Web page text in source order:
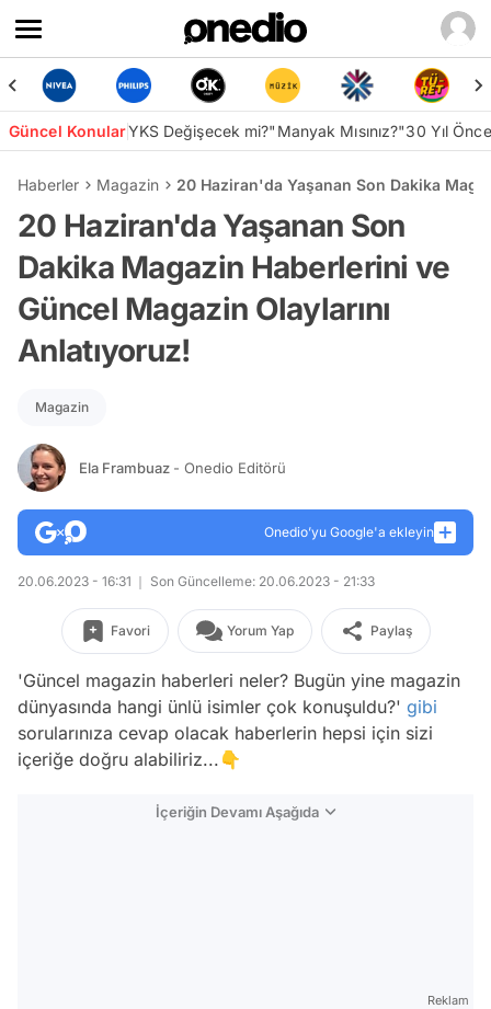
Güncel KonularYKS Değişecek mi?"Manyak Mısınız?"30 Yıl
Haberler Magazin 20 Haziran'da Yaşanan Son Dakika
20 Haziran'da Yaşanan Son
Dakika Magazin Haberlerini ve
Güncel Magazin Olaylarını
Anlatıyoruz!
Magazin
Ela Frambuaz - Onedio Editörü
Onedio’yu Google'a ekleyin
20.06.2023 - 16:31 Son Güncelleme: 20.06.2023 - 21:33
Favori Yorum Yap Paylaş
'Güncel magazin haberleri neler? Bugün yine magazin
dünyasında hangi ünlü isimler çok konuşuldu?' gibi
sorularınıza cevap olacak haberlerin hepsi için sizi
içeriğe doğru alabiliriz...👇
İçeriğin Devamı Aşağıda
Reklam